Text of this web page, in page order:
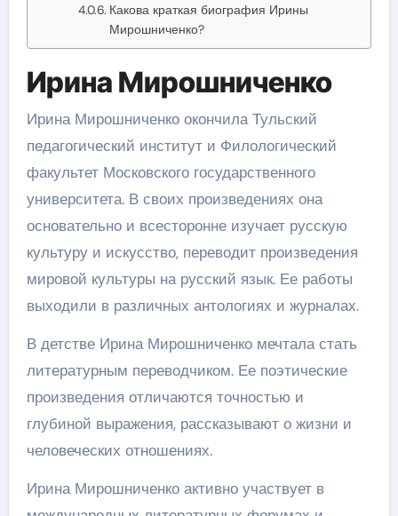
Какова краткая биография Ирины
Мирошниченко?
Ирина Мирошниченко
Ирина Мирошниченко окончила Тульский
педагогический институт и Филологический
факультет Московского государственного
университета. В своих произведениях она
основательно и всесторонне изучает русскую
культуру и искусство, переводит произведения
мировой культуры на русский язык. Ее работы
выходили в различных антологиях и журналах.
В детстве Ирина Мирошниченко мечтала стать
литературным переводчиком. Ее поэтические
произведения отличаются точностью и
глубиной выражения, рассказывают о жизни и
человеческих отношениях.
Ирина Мирошниченко активно участвует в